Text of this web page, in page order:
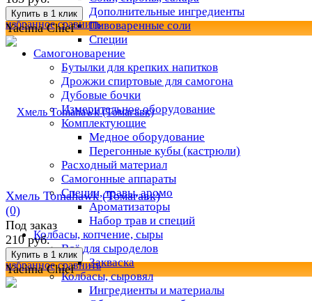
Дополнительные ингредиенты
Пивоваренные соли
Специи
Самогоноварение
Бутылки для крепких напитков
Дрожжи спиртовые для самогона
Дубовые бочки
Измерительное оборудование
Комплектующие
Медное оборудование
Перегонные кубы (кастрюли)
Расходный материал
Самогонные аппараты
Специи, травы, аромо
Ароматизаторы
Набор трав и специй
Колбасы, копчение, сыры
Всё для сыроделов
Закваска
Колбасы, сыровял
Ингредиенты и материалы
избранное сравнить
Yacima Chief
избранное сравнить
Хмель Tomahawk (Томагавк)
(0)
Под заказ
210 руб.
Yacima Chief